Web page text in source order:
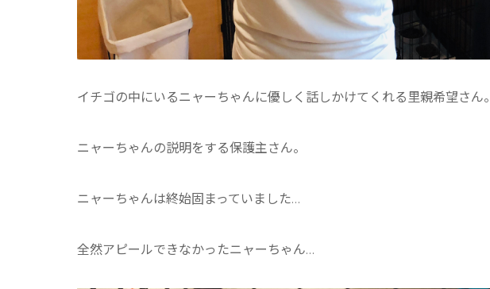
イチゴの中にいるニャーちゃんに優しく話しかけてくれる里親希望さん。
ニャーちゃんの説明をする保護主さん。
ニャーちゃんは終始固まっていました…
全然アピールできなかったニャーちゃん…